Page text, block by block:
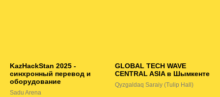
KazHackStan 2025 -
синхронный перевод и
оборудование
Sadu Arena
GLOBAL TECH WAVE
CENTRAL ASIA в Шымкенте
Qyzgaldaq Saraiy (Tulip Hall)